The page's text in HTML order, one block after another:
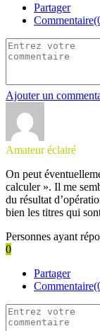
Partager
Ajouter un
Amateur éclairé
On peut
calculer ». Il me
du résultat
bien les titres qui
Personnes ayant
0
Partager